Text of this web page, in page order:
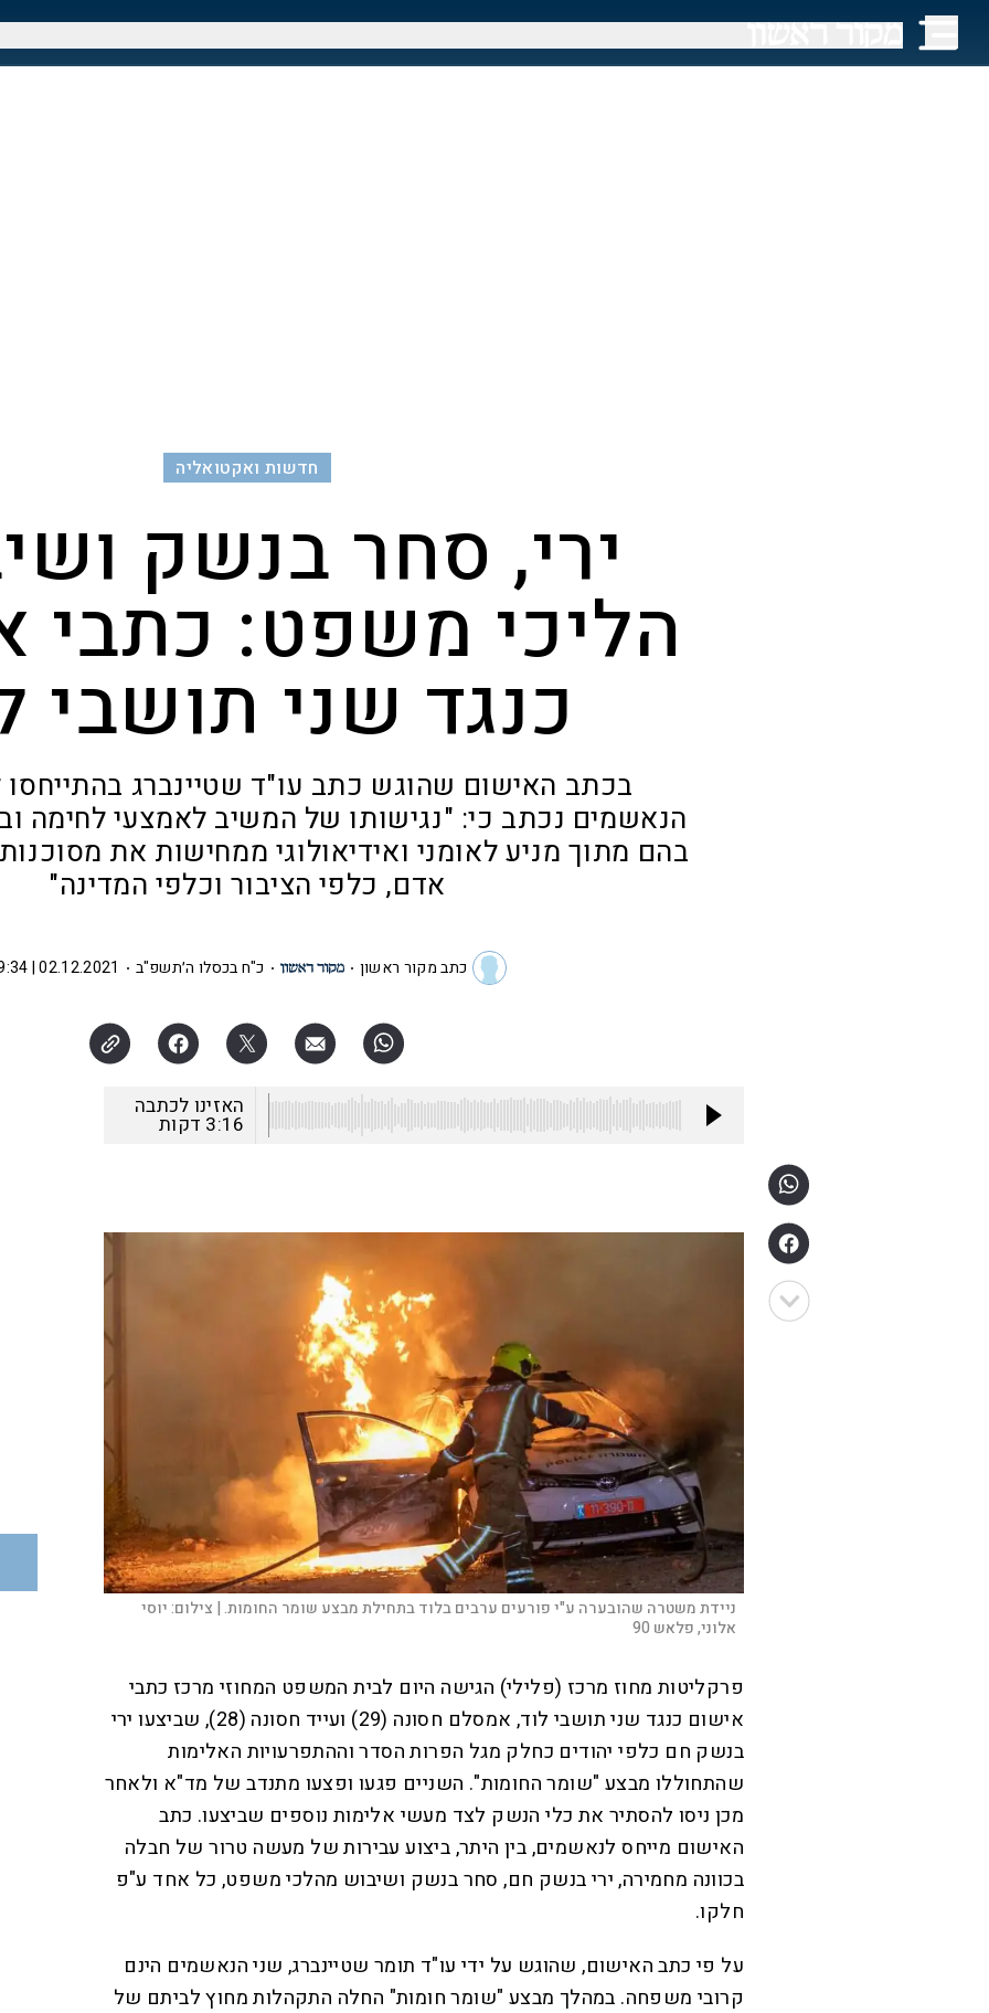
חדשות ואקטואליה
ירי, סחר בנשק
הליכי משפט: כתבי
כנגד שני תושבי
בכתב האישום שהוגש כתב עו"ד שטיינברג
הנאשמים נכתב כי: "נגישותו של המשיב לאמצעי לחימה
בהם מתוך מניע לאומני ואידיאולוגי ממחישות את
אדם, כלפי הציבור וכלפי המדינה"
כתב מקור ראשון כ"ח בכסלו ה׳תשפ"ב 02.12.2021 | 09:34
האזינו לכתבה
3:16 דקות
ניידת משטרה שהובערה ע"י פורעים ערבים בלוד בתחילת מבצע שומר החומות. | צילום:יוסי
אלוני, פלאש 90
פרקליטות מחוז מרכז (פלילי) הגישה היום לבית המשפט המחוזי מרכז כתבי
אישום כנגד שני תושבי לוד, אמסלם חסונה (29) ועייד חסונה (28), שביצעו ירי
בנשק חם כלפי יהודים כחלק מגל הפרות הסדר וההתפרעויות האלימות
שהתחוללו מבצע "שומר החומות". השניים פגעו ופצעו מתנדב של מד"א ולאחר
מכן ניסו להסתיר את כלי הנשק לצד מעשי אלימות נוספים שביצעו. כתב
האישום מייחס לנאשמים, בין היתר, ביצוע עבירות של מעשה טרור של חבלה
בכוונה מחמירה, ירי בנשק חם, סחר בנשק ושיבוש מהלכי משפט, כל אחד ע"פ
חלקו.
על פי כתב האישום, שהוגש על ידי עו"ד תומר שטיינברג, שני הנאשמים הינם
קרובי משפחה. במהלך מבצע "שומר חומות" החלה התקהלות מחוץ לביתם של